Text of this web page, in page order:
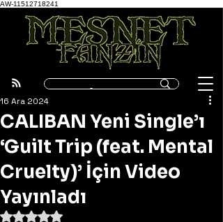
AW-11512718241
CALIBAN Yeni Single’ı
‘Guilt Trip (feat. Mental
Cruelty)’ İçin Video
Yayınladı
16 Ara 2024
5 üzerinden NaN yıldız